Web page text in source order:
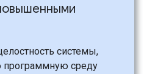
системы,
программную среду